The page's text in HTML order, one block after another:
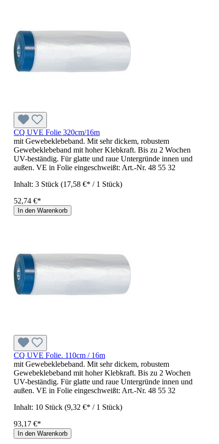
CQ UVE Folie 320cm/16m
mit Gewebeklebeband. Mit sehr dickem, robustem
Gewebeklebeband mit hoher Klebkraft. Bis zu 2 Wochen
UV-beständig. Für glatte und raue Untergründe innen und
außen. VE in Folie eingeschweißt: Art.-Nr. 48 55 32
Inhalt: 3 Stück (17,58 €* / 1 Stück)
52,74 €*
In den Warenkorb
CQ UVE Folie. 110cm / 16m
mit Gewebeklebeband. Mit sehr dickem, robustem
Gewebeklebeband mit hoher Klebkraft. Bis zu 2 Wochen
UV-beständig. Für glatte und raue Untergründe innen und
außen. VE in Folie eingeschweißt: Art.-Nr. 48 55 32
Inhalt: 10 Stück (9,32 €* / 1 Stück)
93,17 €*
In den Warenkorb